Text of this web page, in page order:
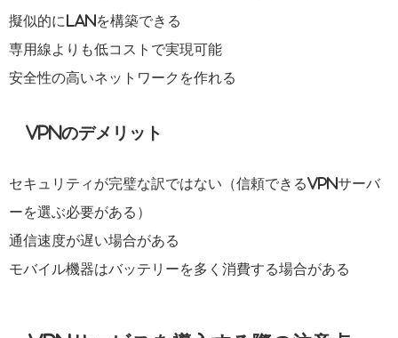
擬似的にLANを構築できる
専用線よりも低コストで実現可能
安全性の高いネットワークを作れる
VPNのデメリット
セキュリティが完璧な訳ではない（信頼できるVPNサーバ
ーを選ぶ必要がある）
通信速度が遅い場合がある
モバイル機器はバッテリーを多く消費する場合がある